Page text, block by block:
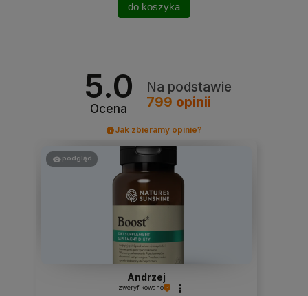
do koszyka
5.0
Ocena
Na podstawie
799 opinii
Jak zbieramy opinie?
podgląd
Andrzej
zweryfikowano